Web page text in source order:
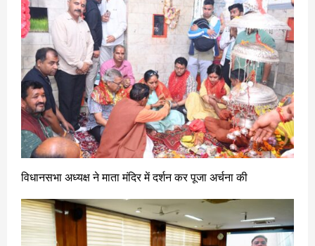
विधानसभा अध्यक्ष ने माता मंदिर में दर्शन कर पूजा अर्चना की